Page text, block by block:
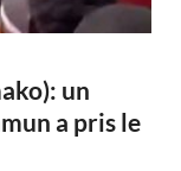
un
a pris le